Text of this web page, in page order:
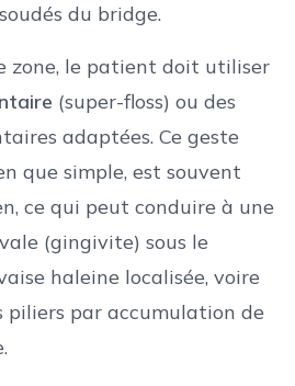
du bridge.
zone, le patient doit utiliser
(super-floss) ou des
adaptées. Ce geste
que simple, est souvent
ce qui peut conduire à une
(gingivite) sous le
haleine localisée, voire
piliers par accumulation de